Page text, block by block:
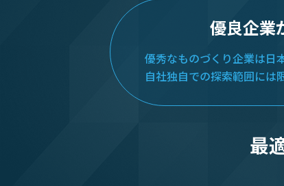
優良企業
優秀なものづくり企業は日
自社独自での探索範囲には
最